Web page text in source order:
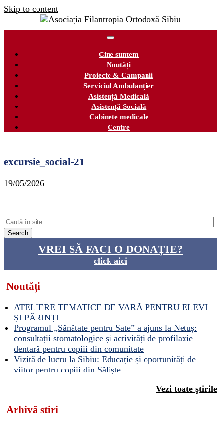
Skip to content
Cine suntem
Noutăți
Proiecte & Campanii
Serviciul Ambulanțier
Asistență Medicală
Asistență Socială
Cabinete medicale
Centre
excursie_social-21
19/05/2026
VREI SĂ FACI O DONAȚIE?
click aici
Noutăți
ATELIERE TEMATICE DE VARĂ PENTRU ELEVI
ȘI PĂRINȚI
Programul „Sănătate pentru Sate” a ajuns la Netuș:
consultații stomatologice și activități de profilaxie
dentară pentru copiii din comunitate
Vizită de lucru la Sibiu: Educație și oportunități de
viitor pentru copiii din Săliște
Vezi toate ştirile
Arhivă stiri